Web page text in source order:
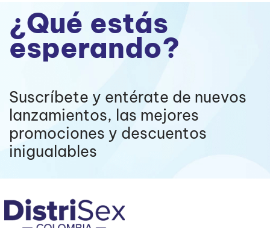
¿Qué estás
esperando?
Suscríbete y entérate de nuevos
lanzamientos, las mejores
promociones y descuentos
inigualables